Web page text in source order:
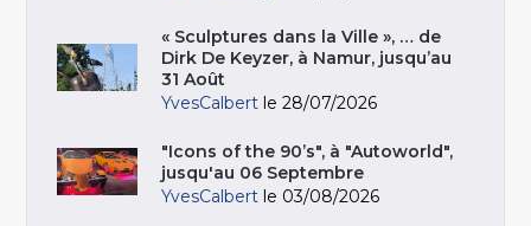
« Sculptures dans la Ville », … de
Dirk De Keyzer, à Namur, jusqu’au
31 Août
YvesCalbert le 28/07/2026
"Icons of the 90’s", à "Autoworld",
jusqu'au 06 Septembre
YvesCalbert le 03/08/2026